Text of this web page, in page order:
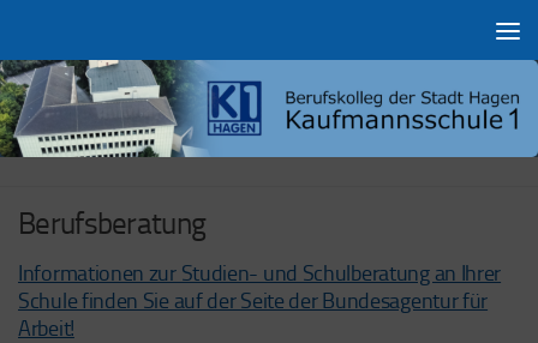
Berufsberatung
Informationen zur Studien- und Schulberatung an Ihrer
Schule finden Sie auf der Seite der Bundesagentur für
Arbeit!